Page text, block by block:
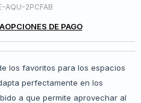
AQU-2PCFAB
OPCIONES DE PAGO
los favoritos para los espacios
perfectamente en los
a que permite aprovechar al